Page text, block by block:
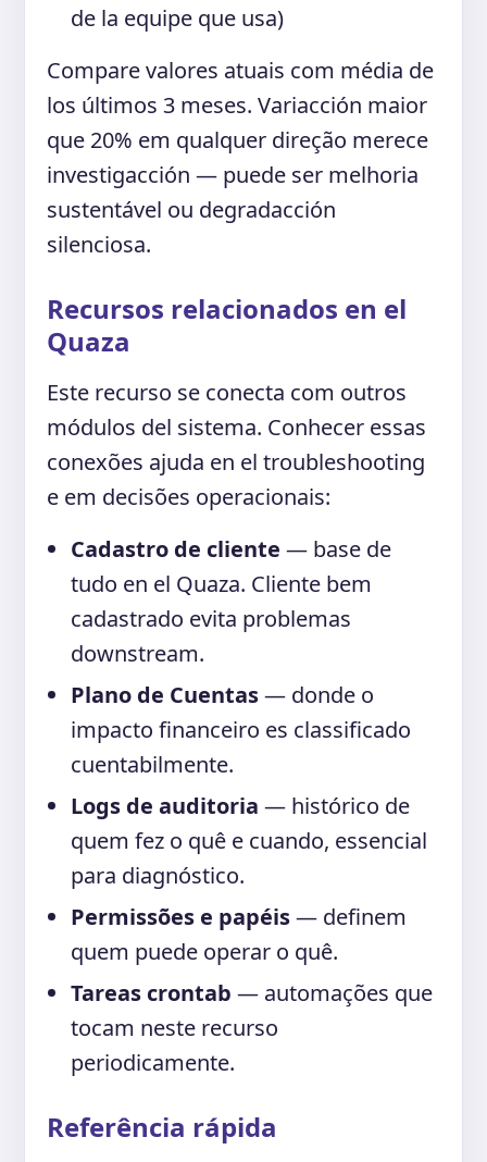
de la equipe que usa)
Compare valores atuais com média de
los últimos 3 meses. Variacción maior
que 20% em qualquer direção merece
investigacción — puede ser melhoria
sustentável ou degradacción
silenciosa.
Recursos relacionados en el
Quaza
Este recurso se conecta com outros
módulos del sistema. Conhecer essas
conexões ajuda en el troubleshooting
e em decisões operacionais:
Cadastro de cliente — base de
tudo en el Quaza. Cliente bem
cadastrado evita problemas
downstream.
Plano de Cuentas— donde o
impacto financeiro es classificado
cuentabilmente.
Logs de auditoria — histórico de
quem fez o quê e cuando, essencial
para diagnóstico.
Permissões e papéis— definem
quem puede operar o quê.
Tareas crontab — automações que
tocam neste recurso
periodicamente.
Referência rápida